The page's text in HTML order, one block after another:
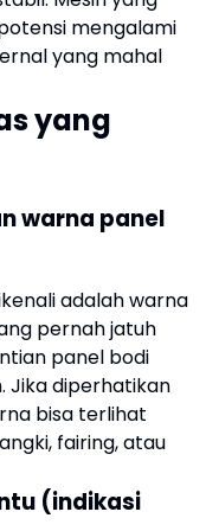
mengalami
yang mahal
yang
warna panel
adalah warna
pernah jatuh
panel bodi
Jika diperhatikan
bisa terlihat
fairing, atau
(indikasi